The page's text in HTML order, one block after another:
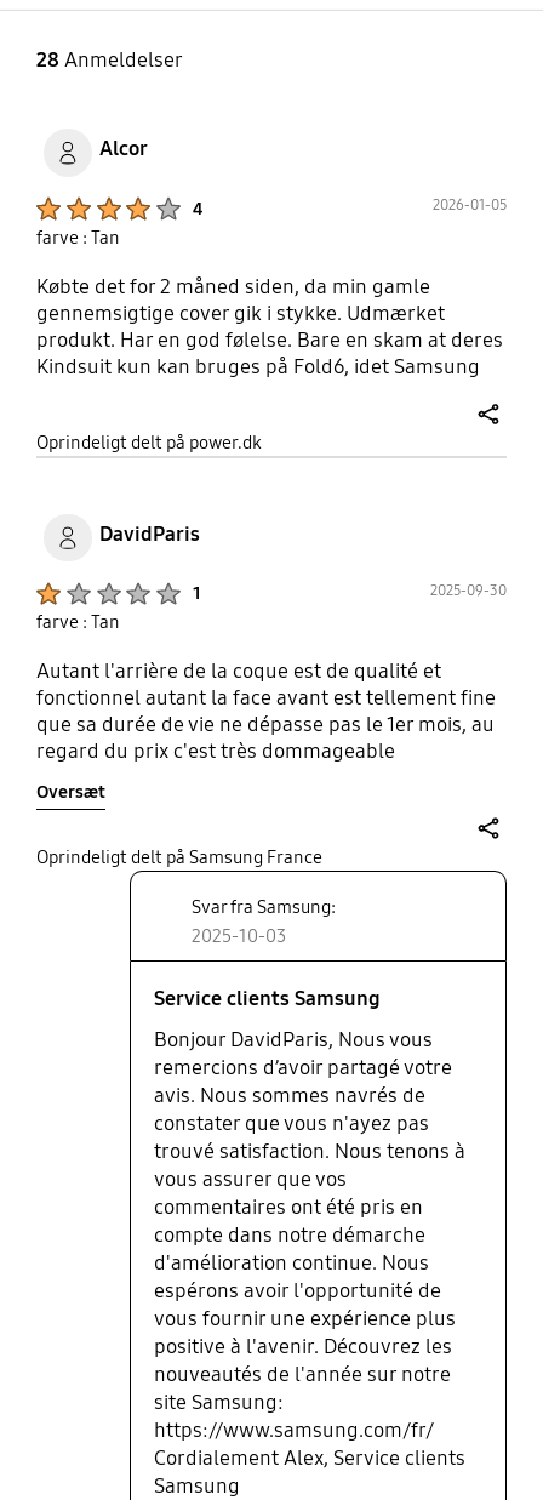
28 Anmeldelser
Alcor
4 2026-01-05
farve : Tan
Købte det for 2 måned siden, da min gamle
gennemsigtige cover gik i stykke. Udmærket
produkt. Har en god følelse. Bare en skam at deres
Kindsuit kun kan bruges på Fold6, idet Samsung
indstilling. På Fold7 er den lille flash punkt flyttet
et par millimeter længere ned :-)
Oprindeligt delt på power.dk
DavidParis
1 2025-09-30
farve : Tan
Autant l'arrière de la coque est de qualité et
fonctionnel autant la face avant est tellement fine
que sa durée de vie ne dépasse pas le 1er mois, au
regard du prix c'est très dommageable
Oversæt
Oprindeligt delt på Samsung France
Svar fra Samsung:
2025-10-03
Service clients Samsung
Bonjour DavidParis, Nous vous
remercions d’avoir partagé votre
avis. Nous sommes navrés de
constater que vous n'ayez pas
trouvé satisfaction. Nous tenons à
vous assurer que vos
commentaires ont été pris en
compte dans notre démarche
d'amélioration continue. Nous
espérons avoir l'opportunité de
vous fournir une expérience plus
positive à l'avenir. Découvrez les
nouveautés de l'année sur notre
site Samsung:
https://www.samsung.com/fr/
Cordialement Alex, Service clients
Samsung